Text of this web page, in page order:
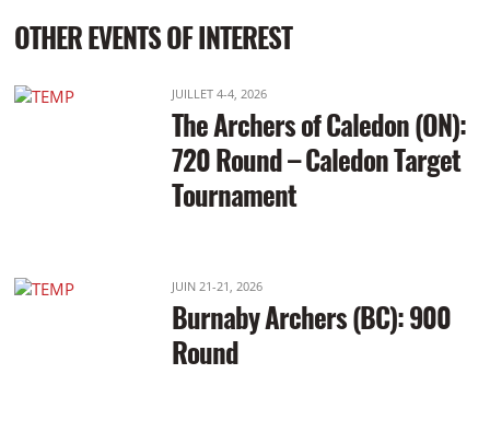
OTHER EVENTS OF INTEREST
JUILLET 4-4, 2026
The Archers of Caledon (ON):
720 Round – Caledon Target
Tournament
JUIN 21-21, 2026
Burnaby Archers (BC): 900
Round